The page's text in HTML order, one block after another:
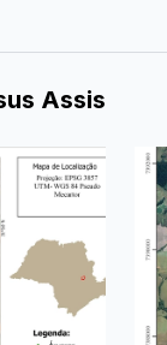
Assis